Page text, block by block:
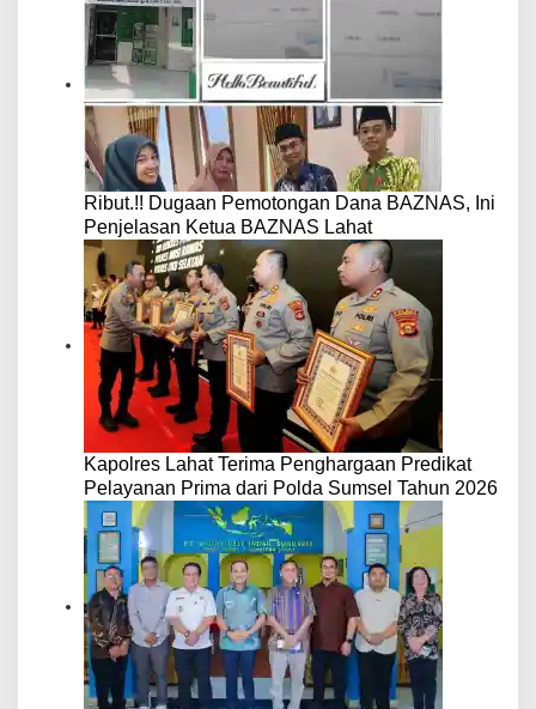
Ribut.!! Dugaan Pemotongan Dana BAZNAS, Ini
Penjelasan Ketua BAZNAS Lahat
Kapolres Lahat Terima Penghargaan Predikat
Pelayanan Prima dari Polda Sumsel Tahun 2026